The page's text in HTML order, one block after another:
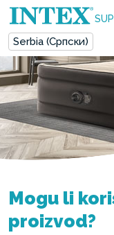
Serbia (Српски)
Mogu li
proizvod?